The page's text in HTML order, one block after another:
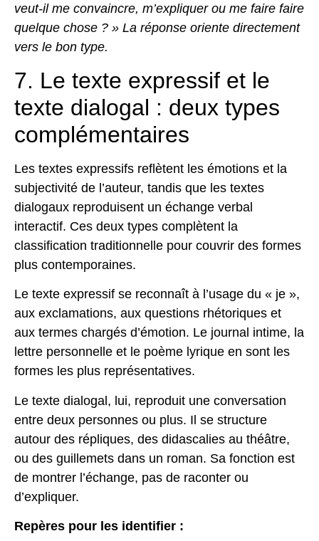
veut-il me convaincre, m’expliquer ou me faire faire
quelque chose ? » La réponse oriente directement
vers le bon type.
7. Le texte expressif et le
texte dialogal : deux types
complémentaires
Les textes expressifs reflètent les émotions et la
subjectivité de l’auteur, tandis que les textes
dialogaux reproduisent un échange verbal
interactif. Ces deux types complètent la
classification traditionnelle pour couvrir des formes
plus contemporaines.
Le texte expressif se reconnaît à l’usage du « je »,
aux exclamations, aux questions rhétoriques et
aux termes chargés d’émotion. Le journal intime, la
lettre personnelle et le poème lyrique en sont les
formes les plus représentatives.
Le texte dialogal, lui, reproduit une conversation
entre deux personnes ou plus. Il se structure
autour des répliques, des didascalies au théâtre,
ou des guillemets dans un roman. Sa fonction est
de montrer l’échange, pas de raconter ou
d’expliquer.
Repères pour les identifier :